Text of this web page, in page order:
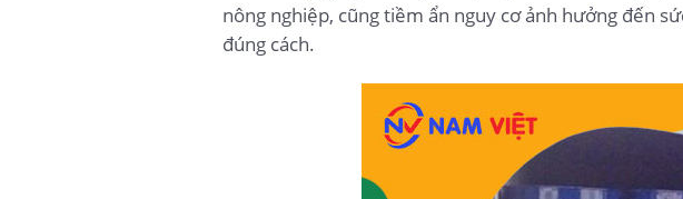
nông nghiệp, cũng tiềm ẩn nguy cơ ảnh hưởng đến
đúng cách.